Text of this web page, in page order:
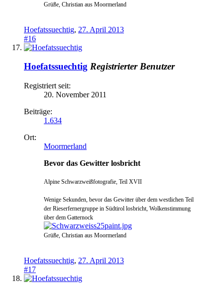
Grüße, Christian aus Moormerland
Hoefatssuechtig, 27. April 2013
#16
Hoefatssuechtig Registrierter Benutzer
Registriert seit:
20. November 2011
Beiträge:
1.634
Ort:
Moormerland
Bevor das Gewitter losbricht
Alpine Schwarzweißfotografie, Teil XVII
Wenige Sekunden, bevor das Gewitter über dem westlichen Teil
der Rieserfernergruppe in Südtirol losbricht, Wolkenstimmung
über dem Gatternock
Grüße, Christian aus Moormerland
Hoefatssuechtig, 27. April 2013
#17